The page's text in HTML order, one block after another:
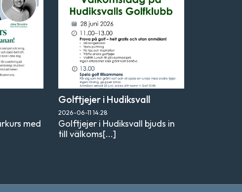
med
Golftjejer i Hudiksvall
2026-06-11 14:28
Golftjejer i Hudiksvall bjuds in
till välkoms[...]